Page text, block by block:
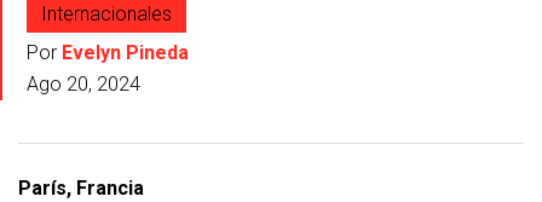
Internacionales
Por Evelyn Pineda
Ago 20, 2024
París, Francia